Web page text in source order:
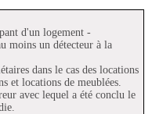
d'un logement -
moins un détecteur à la
dans le cas des locations
et locations de meublées.
avec lequel a été conclu le